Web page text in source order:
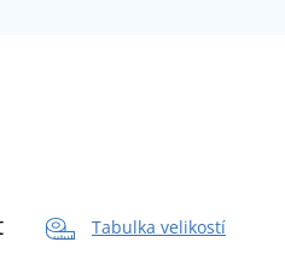
Tabulka velikostí